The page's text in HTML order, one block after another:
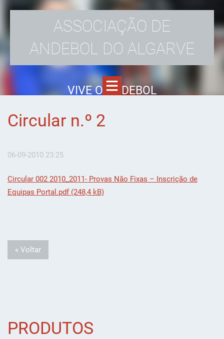
ASSOCIAÇÃO DE
ANDEBOL DO ALGARVE
VIVE O ANDEBOL
Circular n.º 2
06-09-2010 23:25
Circular 002 2010_2011- Provas Não Fixas – Inscrição de
Equipas Portal.pdf (248,4 kB)
« Voltar
PRODUTOS